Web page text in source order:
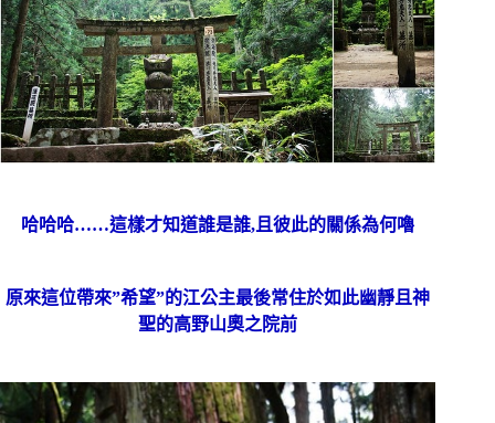
哈哈哈……這樣才知道誰是誰,且彼此的關係為何嚕
原來這位帶來”希望”的江公主最後常住於如此幽靜且神
聖的高野山奧之院前